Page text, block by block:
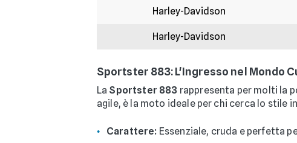
Harley-Davidson
Harley-Davidson
Sportster 883: L'Ingresso nel Mondo
La Sportster 883 rappresenta per molti la
agile, è la moto ideale per chi cerca lo stile
Carattere: Essenziale, cruda e perfetta